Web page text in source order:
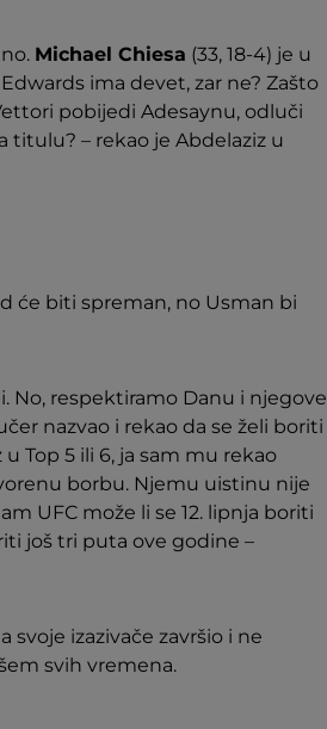
Michael Chiesa (33, 18-4) je u
ima devet, zar ne? Zašto
pobijedi Adesaynu, odluči
– rekao je Abdelaziz u
će biti spreman, no Usman bi
No, respektiramo Danu i njegove
nazvao i rekao da se želi boriti
Top 5 ili 6, ja sam mu rekao
borbu. Njemu uistinu nije
UFC može li se 12. lipnja boriti
još tri puta ove godine –
izazivače završio i ne
svih vremena.